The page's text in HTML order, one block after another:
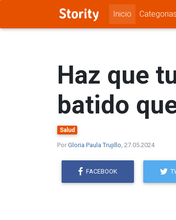
Inicio Categorias
Haz que
batido
Salud
Por Gloria Paula Trujillo , 27.05.2024
FACEBOOK